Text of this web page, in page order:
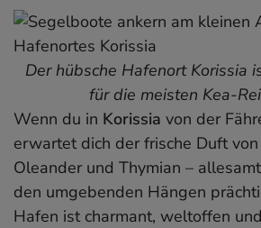
Der hübsche Hafenort Korissia
für die meisten Kea-
Wenn du in Korissia von der
erwartet dich der frische Duft
Oleander und Thymian –
den umgebenden Hängen
Hafen ist charmant, weltoffen